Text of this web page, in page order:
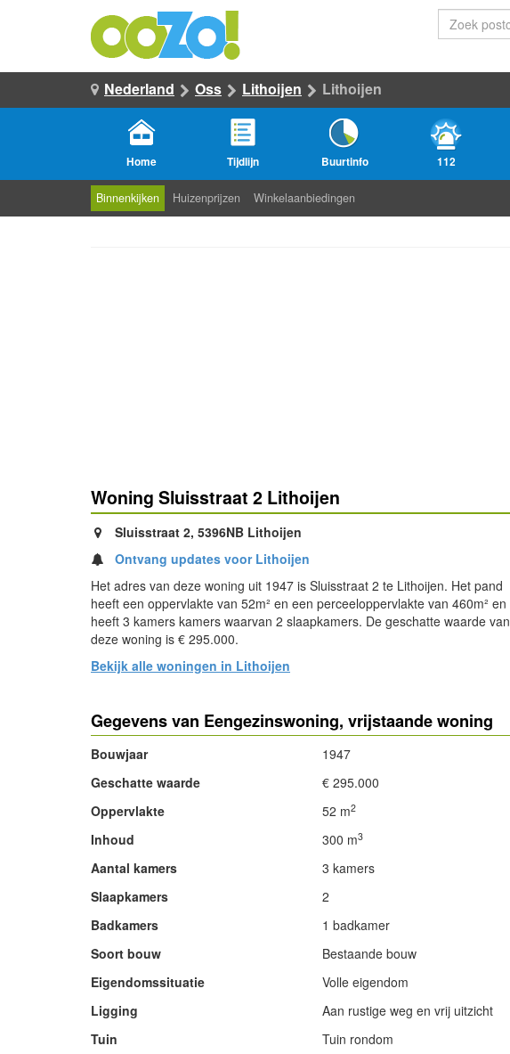
Nederland Oss Lithoijen Lithoijen
Home Tijdlijn Buurtinfo 112
Binnenkijken Huizenprijzen Winkelaanbiedingen
Woning Sluisstraat 2 Lithoijen
Sluisstraat 2, 5396NB Lithoijen
Ontvang updates voor Lithoijen
Het adres van deze woning uit 1947 is Sluisstraat 2 te Lithoijen. Het pand
heeft een oppervlakte van 52m² en een perceeloppervlakte van 460m² en
heeft 3 kamers kamers waarvan 2 slaapkamers. De geschatte waarde van
deze woning is € 295.000.
Bekijk alle woningen in Lithoijen
Gegevens van Eengezinswoning, vrijstaande woning
Bouwjaar
1947
Geschatte waarde
€ 295.000
Oppervlakte
52 m2
Inhoud 300 m3
Aantal kamers
3 kamers
Slaapkamers
2
Badkamers
1 badkamer
Soort bouw
Bestaande bouw
Eigendomssituatie
Volle eigendom
Ligging
Aan rustige weg en vrij uitzicht
Tuin
Tuin rondom